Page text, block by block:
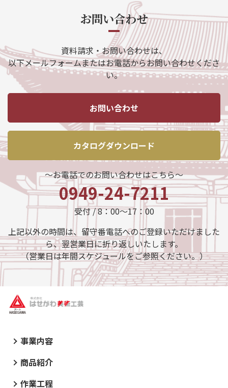
お問い合わせ
資料請求・お問い合わせは、
以下メールフォームまたはお電話からお問い合わせくださ
い。
お問い合わせ
カタログダウンロード
～お電話でのお問い合わせはこちら～
0949-24-7211
受付 / 8：00～17：00
上記以外の時間は、留守番電話へのご登録いただけました
ら、翌営業日に折り返しいたします。
（営業日は年間スケジュールをご参照ください。）
事業内容
商品紹介
作業工程